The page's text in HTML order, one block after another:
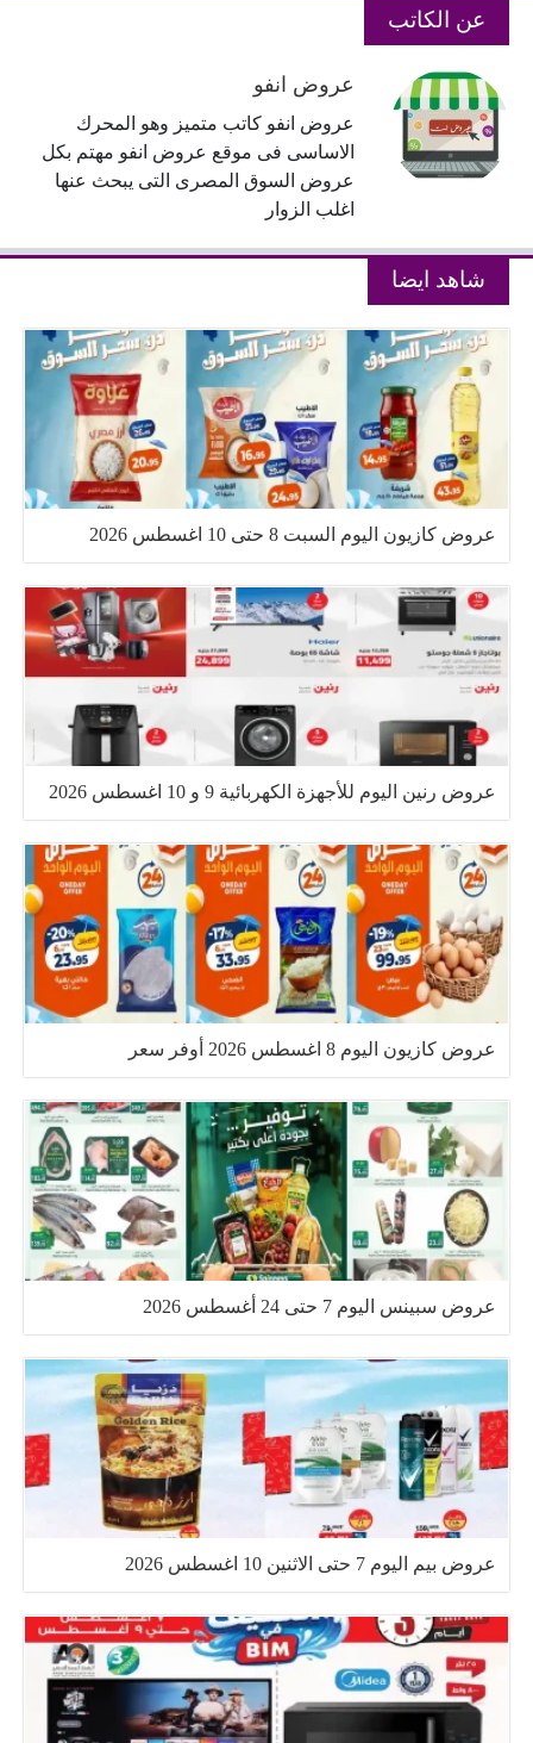
عن الكاتب
عروض انفو
عروض انفو كاتب متميز وهو المحرك
الاساسى فى موقع عروض انفو مهتم بكل
عروض السوق المصرى التى يبحث عنها
اغلب الزوار
شاهد ايضا
عروض كازيون اليوم السبت 8 حتى 10 اغسطس 2026
عروض رنين اليوم للأجهزة الكهربائية 9 و 10 اغسطس 2026
عروض كازيون اليوم 8 اغسطس 2026 أوفر سعر
عروض سبينس اليوم 7 حتى 24 أغسطس 2026
عروض بيم اليوم 7 حتى الاثنين 10 اغسطس 2026